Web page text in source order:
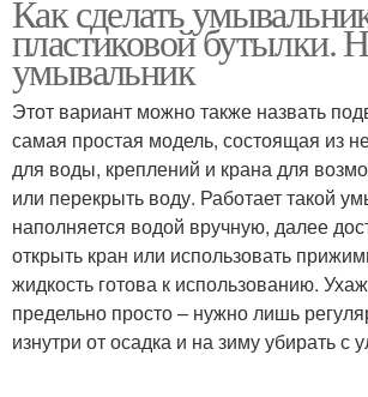
Как сделать
пластиковой бутылки.
умывальник
Этот вариант можно также назвать
самая простая модель, состоящая из
для воды, креплений и крана для
или перекрыть воду. Работает такой
наполняется водой вручную, далее
открыть кран или использовать
жидкость готова к использованию.
предельно просто – нужно лишь
изнутри от осадка и на зиму убирать с